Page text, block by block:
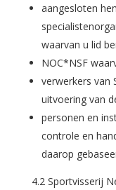
aangesloten
waarvan u lid
NOC*NSF
verwerkers van
uitvoering van
personen en
controle en
daarop
4.2 Sportvisserij